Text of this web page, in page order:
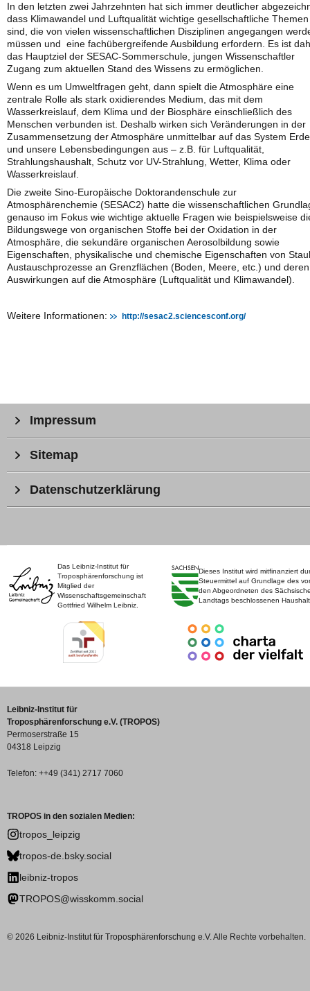
In den letzten zwei Jahrzehnten hat sich immer deutlicher
dass Klimawandel und Luftqualität wichtige gesellschaftliche Themen
sind, die von vielen wissenschaftlichen Disziplinen angegangen
müssen und eine fachübergreifende Ausbildung erfordern. Es ist
das Hauptziel der SESAC-Sommerschule, jungen Wissenschaftler
Zugang zum aktuellen Stand des Wissens zu ermöglichen.
Wenn es um Umweltfragen geht, dann spielt die Atmosphäre eine
zentrale Rolle als stark oxidierendes Medium, das mit dem
Wasserkreislauf, dem Klima und der Biosphäre einschließlich des
Menschen verbunden ist. Deshalb wirken sich Veränderungen in der
Zusammensetzung der Atmosphäre unmittelbar auf das System Erde
und unsere Lebensbedingungen aus – z.B. für Luftqualität,
Strahlungshaushalt, Schutz vor UV-Strahlung, Wetter, Klima oder
Wasserkreislauf.
Die zweite Sino-Europäische Doktorandenschule zur
Atmosphärenchemie (SESAC2) hatte die wissenschaftlichen
genauso im Fokus wie wichtige aktuelle Fragen wie beispielsweise
Bildungswege von organischen Stoffe bei der Oxidation in der
Atmosphäre, die sekundäre organischen Aerosolbildung sowie
Eigenschaften, physikalische und chemische Eigenschaften von
Austauschprozesse an Grenzflächen (Boden, Meere, etc.) und deren
Auswirkungen auf die Atmosphäre (Luftqualität und Klimawandel).
Weitere Informationen: http://sesac2.sciencesconf.org/
Das Leibniz-Institut für
Troposphärenforschung ist
Mitglied der
Wissenschaftsgemeinschaft
Gottfried Wilhelm Leibniz.
Dieses Institut wird mitfinanziert
Steuermittel auf Grundlage des
den Abgeordneten des
Landtags beschlossenen
Impressum
Sitemap
Datenschutzerklärung
Leibniz-Institut für
Troposphärenforschung e.V. (TROPOS)
Permoserstraße 15
04318 Leipzig
Telefon: ++49 (341) 2717 7060
TROPOS in den sozialen Medien:
tropos_leipzig
tropos-de.bsky.social
leibniz-tropos
TROPOS@wisskomm.social
© 2026 Leibniz-Institut für Troposphärenforschung e.V. Alle Rechte vorbehalten.